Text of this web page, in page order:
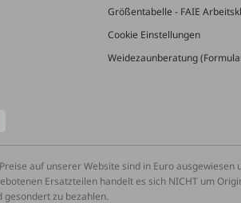
Größentabelle - FAIE
Cookie Einstellungen
Weidezaunberatung
auf unserer Website sind in Euro
Ersatzteilen handelt es sich NICHT um
gesondert zu bezahlen.